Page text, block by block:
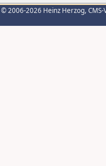
© 2006-2026 Heinz Herzog,